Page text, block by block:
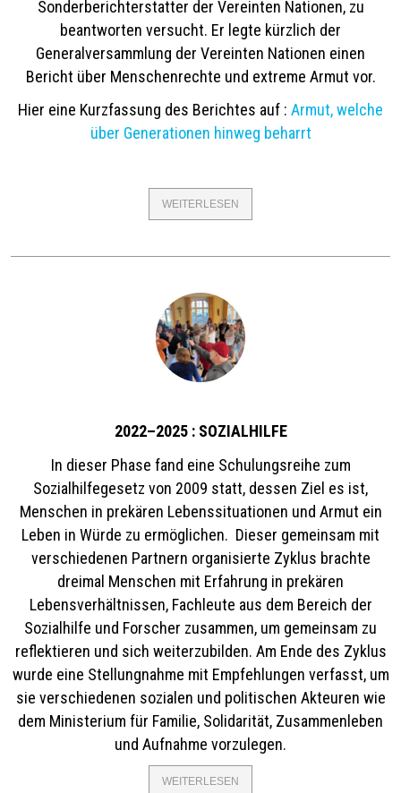
Sonderberichterstatter der Vereinten Nationen, zu
beantworten versucht. Er legte kürzlich der
Generalversammlung der Vereinten Nationen einen
Bericht über Menschenrechte und extreme Armut vor.
Hier eine Kurzfassung des Berichtes auf : Armut, welche
über Generationen hinweg beharrt
WEITERLESEN
WIE
HINWEG
BEHARREN
?
2022–2025 : SOZIALHILFE
In dieser Phase fand eine Schulungsreihe zum
Sozialhilfegesetz von 2009 statt, dessen Ziel es ist,
Menschen in prekären Lebenssituationen und Armut ein
Leben in Würde zu ermöglichen. Dieser gemeinsam mit
verschiedenen Partnern organisierte Zyklus brachte
dreimal Menschen mit Erfahrung in prekären
Lebensverhältnissen, Fachleute aus dem Bereich der
Sozialhilfe und Forscher zusammen, um gemeinsam zu
reflektieren und sich weiterzubilden. Am Ende des Zyklus
wurde eine Stellungnahme mit Empfehlungen verfasst, um
sie verschiedenen sozialen und politischen Akteuren wie
dem Ministerium für Familie, Solidarität, Zusammenleben
und Aufnahme vorzulegen.
WEITERLESEN